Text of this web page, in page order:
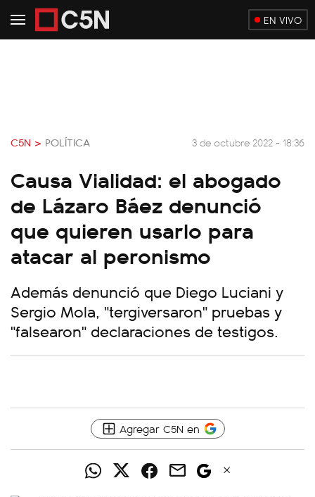
EN VIVO
C5N > POLÍTICA 3 de octubre 2022 - 18:36
Causa Vialidad: el abogado
de Lázaro Báez denunció
que quieren usarlo para
atacar al peronismo
Además denunció que Diego Luciani y
Sergio Mola, "tergiversaron" pruebas y
"falsearon" declaraciones de testigos.
Agregar C5N en